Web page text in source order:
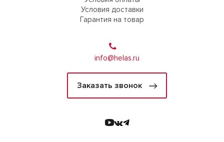
Условия доставки
Гарантия на товар
info@helas.ru
Заказать звонок